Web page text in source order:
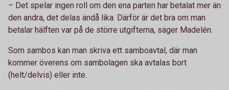
– Det spelar ingen roll om den ena parten har betalat mer än
den andra, det delas ändå lika. Därför är det bra om man
betalar hälften var på de större utgifterna, säger Madelén.
Som sambos kan man skriva ett samboavtal, där man
kommer överens om sambolagen ska avtalas bort
(helt/delvis) eller inte.